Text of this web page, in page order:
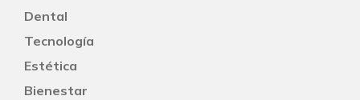
Dental
Tecnología
Estética
Bienestar